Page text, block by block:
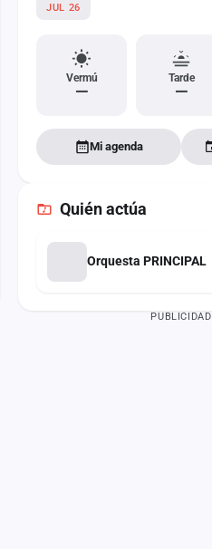
JUL 26
Vermú
—
Tarde
—
Mi agenda
Quién actúa
Orquesta PRINCIPAL
PUBLICIDAD